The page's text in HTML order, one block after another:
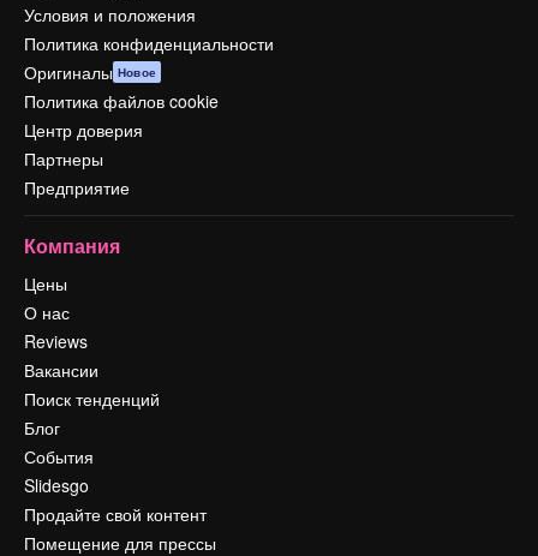
Условия и положения
Политика конфиденциальности
Оригиналы Новое
Политика файлов cookie
Центр доверия
Партнеры
Предприятие
Компания
Цены
О нас
Reviews
Вакансии
Поиск тенденций
Блог
События
Slidesgo
Продайте свой контент
Помещение для прессы